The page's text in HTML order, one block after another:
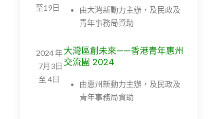
至19日
由大灣新動力主辦，及民政及
青年事務局資助
2024 年
7月3日
至 4日
大灣區創未來——香港青年惠州
交流團 2024
由惠州新動力主辦，及民政及
青年事務局資助